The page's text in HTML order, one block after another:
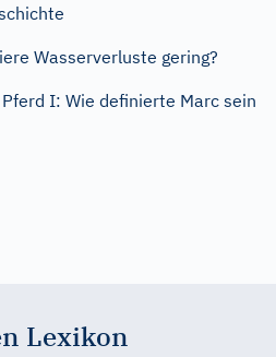
Wasserverluste gering?
I: Wie definierte Marc sein
Lexikon